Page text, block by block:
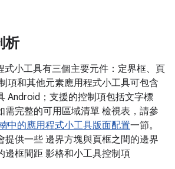
析
式小工具有三個主要元件：定界框、頁
項和其他元素應用程式小工具可包含
Android；支援的控制項包括文字標
需完整的可用區域清單 檢視表，請參
中的應用程式小工具版面配置一節。
提供一些 邊界方塊與頁框之間的邊界
邊框間距 影格和小工具控制項